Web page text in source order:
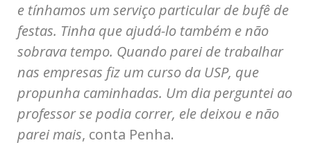
e tínhamos um serviço particular de bufê de
festas. Tinha que ajudá-lo também e não
sobrava tempo. Quando parei de trabalhar
nas empresas fiz um curso da USP, que
propunha caminhadas. Um dia perguntei ao
professor se podia correr, ele deixou e não
parei mais, conta Penha.